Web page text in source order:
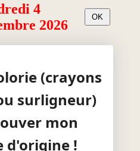
4
2026
(crayons
surligneur)
mon
d'origine !